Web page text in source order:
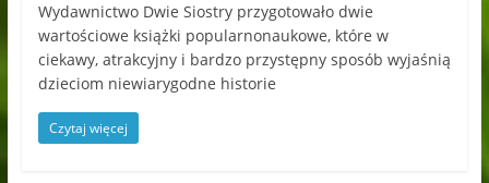
Wydawnictwo Dwie Siostry przygotowało dwie
wartościowe książki popularnonaukowe, które w
ciekawy, atrakcyjny i bardzo przystępny sposób wyjaśnią
dzieciom niewiarygodne historie
Czytaj więcej